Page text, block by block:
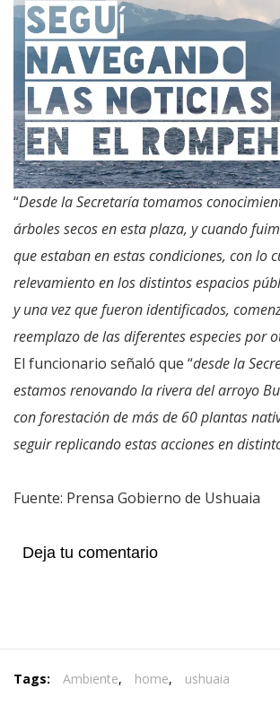
“Desde la Secretaría tomamos
árboles secos en esta plaza, y cuando
que estaban en estas condiciones, con lo
relevamiento en los distintos espacios
y una vez que fueron identificados,
reemplazo de las diferentes especies por
El funcionario señaló que “desde la
estamos renovando la rivera del arroyo
con forestación de más de 60 plantas
seguir replicando estas acciones en
Fuente: Prensa Gobierno de Ushuaia
Deja tu comentario
Tags: Ambiente, home, ushuaia